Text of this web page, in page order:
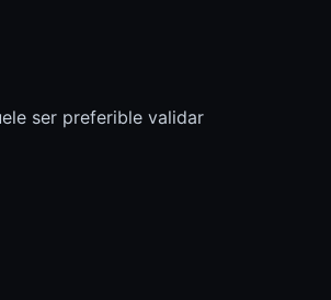
ser preferible validar